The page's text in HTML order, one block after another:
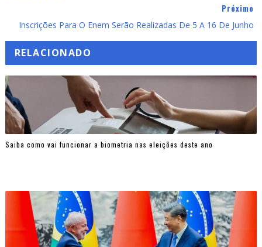
Próximo
Inscrições Para O Enem Serão Realizadas De 5 A 16 De Junho
RELACIONADO
Saiba como vai funcionar a biometria nas eleições deste ano